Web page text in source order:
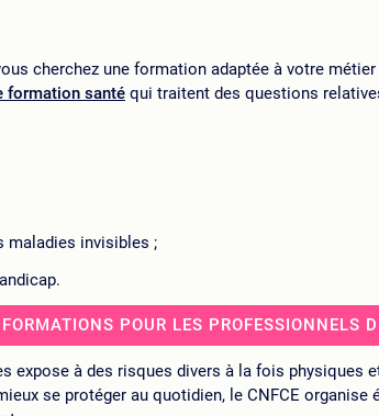
cherchez une formation adaptée à votre métier
formation santé qui traitent des questions
maladies invisibles ;
POUR LES PROFESSIONNELS
expose à des risques divers à la fois physiques
se protéger au quotidien, le CNFCE organise